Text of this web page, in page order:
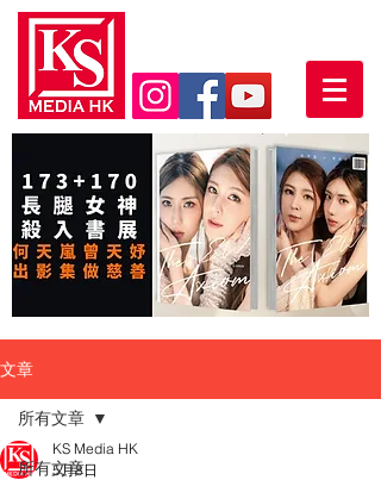
文章
所有文章
所有文章
KS Media HK
5月8日